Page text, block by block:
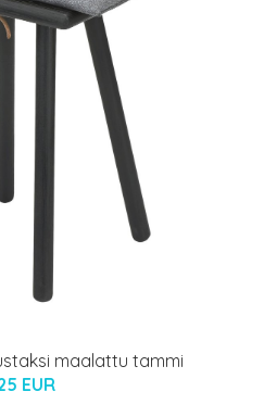
maalattu tammi
EUR